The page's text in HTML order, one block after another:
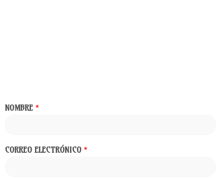
NOMBRE *
CORREO ELECTRÓNICO *